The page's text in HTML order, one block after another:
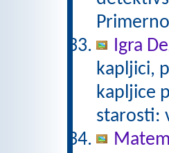
Igra
kapljici,
kapljice
starosti: